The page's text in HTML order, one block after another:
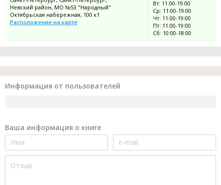
Невский район, МО №53 "Народный"
Октябрьская набережная, 100 к1
Расположение на карте
Вт: 11:00-19:00
Ср: 11:00-19:00
Чт: 11:00-19:00
Пт: 11:00-19:00
Сб: 10:00-18:00
Информация от пользователей
Ваша информация о книге